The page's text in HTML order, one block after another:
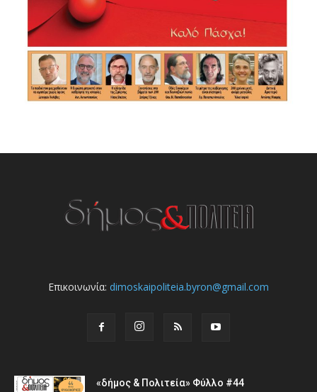
Επικοινωνία: dimoskaipoliteia.byron@gmail.com
«δήμος & Πολιτεία» Φύλλο #44